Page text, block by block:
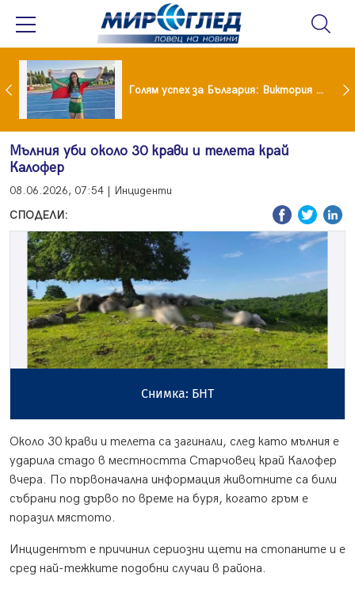
Когато всичко те дразни: тези трикове променят настроението за минути Голям успех за България: Виктория Ангелова грабна световна титла в тройния скок
Мълния уби около 30 крави и телета край
Калофер
08.06.2026, 07:54 | Инциденти
СПОДЕЛИ:
Снимка: БНТ
Около 30 крави и телета са загинали, след като мълния е
ударила стадо в местността Старчовец край Калофер
вчера. По първоначална информация животните са били
събрани под дърво по време на буря, когато гръм е
поразил мястото.
Инцидентът е причинил сериозни щети на стопаните и е
сред най-тежките подобни случаи в района.